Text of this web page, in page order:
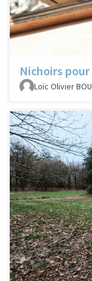
Nichoirs
Loïc Olivier